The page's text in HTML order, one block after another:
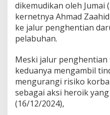
dikemudikan oleh Jumai
kernetnya Ahmad
ke jalur penghentian
pelabuhan.
Meski jalur
keduanya mengambil
mengurangi risiko
sebagai aksi heroik
(16/12/2024),